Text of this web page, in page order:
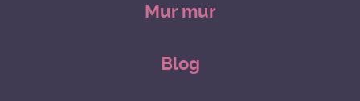
Mur mur
Blog